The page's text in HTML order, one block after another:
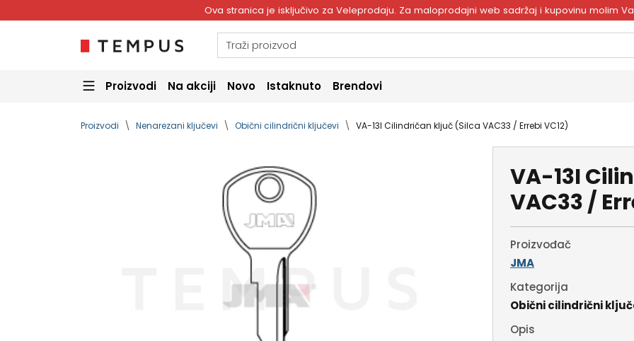
Ova stranica je isključivo za Veleprodaju. Za maloprodajni web sadržaj i kupovinu molim
Proizvodi Na akciji Novo Istaknuto Brendovi
Proizvodi Nenarezani ključevi Obični cilindrični ključevi VA-13I Cilindričan ključ (Silca VAC33 / Errebi VC12)
VA-13I
VAC33 /
Proizvođač
JMA
Kategorija
Obični cilindrični
Opis